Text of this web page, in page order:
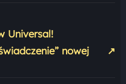
Universal!
nowej
↗